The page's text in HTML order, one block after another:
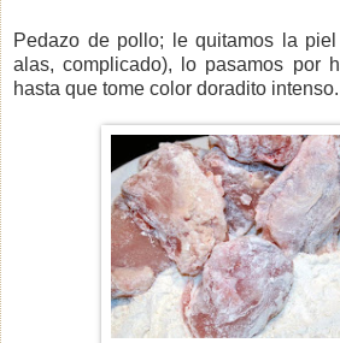
Pedazo de pollo; le quitamos la
alas, complicado), lo pasamos por
hasta que tome color doradito intenso.